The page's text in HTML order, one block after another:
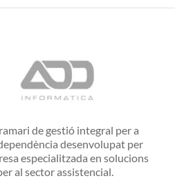
de gestió integral per a
desenvolupat per
especialitzada en solucions
al sector assistencial.